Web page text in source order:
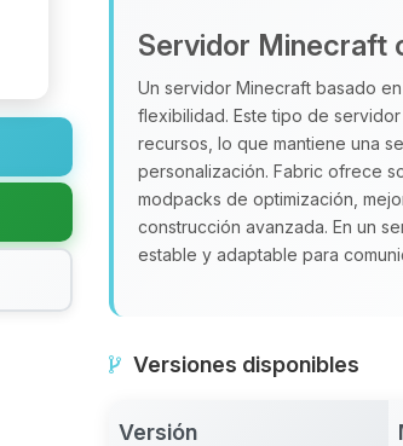
Servidor Minecraft
Un servidor Minecraft basado en
flexibilidad. Este tipo de
recursos, lo que mantiene una
personalización. Fabric ofrece
modpacks de optimización,
construcción avanzada. En un
estable y adaptable para
Versiones disponibles
Versión